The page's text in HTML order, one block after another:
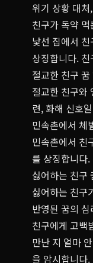
위기 상황 대
친구가 독약
낯선 집에서
상징합니다.
절교한 친구
절교한 친구와
련, 화해 신호
민속촌에서 체
민속촌에서 친
를 상징합니다
싫어하는 친구
싫어하는 친구
반영된 꿈의
친구에게 고백
만난 지 얼마
을 암시합니다